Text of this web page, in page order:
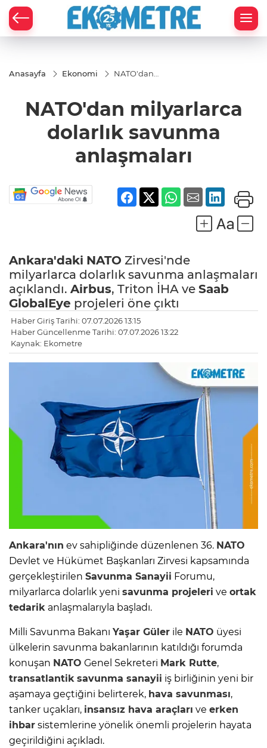
Anasayfa Ekonomi
NATO'dan
anlaşmaları
NATO'dan milyarlarca
dolarlık savunma
anlaşmaları
Ankara'daki NATO Zirvesi'nde
milyarlarca dolarlık savunma anlaşmaları
açıklandı. Airbus, Triton İHA ve Saab
GlobalEye projeleri öne çıktı
Haber Giriş Tarihi: 07.07.2026 13:15
Haber Güncellenme Tarihi: 07.07.2026 13:22
Kaynak: Ekometre
Ankara'nın ev sahipliğinde düzenlenen 36. NATO
Devlet ve Hükümet Başkanları Zirvesi kapsamında
gerçekleştirilen Savunma Sanayii Forumu,
milyarlarca dolarlık yeni savunma projeleri ve ortak
tedarik anlaşmalarıyla başladı.
Milli Savunma Bakanı Yaşar Güler ile NATO üyesi
ülkelerin savunma bakanlarının katıldığı forumda
konuşan NATO Genel Sekreteri Mark Rutte,
transatlantik savunma sanayii iş birliğinin yeni bir
aşamaya geçtiğini belirterek, hava savunması,
tanker uçakları, insansız hava araçları ve erken
ihbar sistemlerine yönelik önemli projelerin hayata
geçirildiğini açıkladı.